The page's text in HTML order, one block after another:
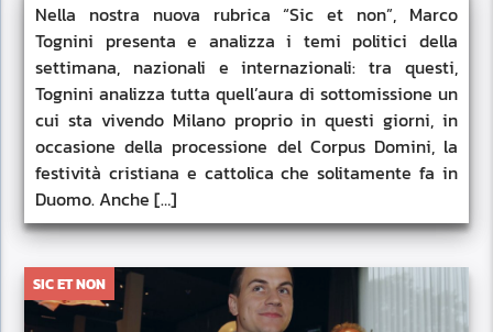
Nella nostra nuova rubrica “Sic et non”, Marco
Tognini presenta e analizza i temi politici della
settimana, nazionali e internazionali: tra questi,
Tognini analizza tutta quell’aura di sottomissione un
cui sta vivendo Milano proprio in questi giorni, in
occasione della processione del Corpus Domini, la
festività cristiana e cattolica che solitamente fa in
Duomo. Anche […]
SIC ET NON